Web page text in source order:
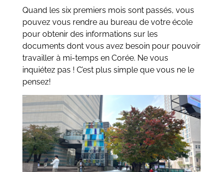
Quand les six premiers mois sont passés, vous
pouvez vous rendre au bureau de votre école
pour obtenir des informations sur les
documents dont vous avez besoin pour pouvoir
travailler à mi-temps en Corée. Ne vous
inquiétez pas ! C’est plus simple que vous ne le
pensez!